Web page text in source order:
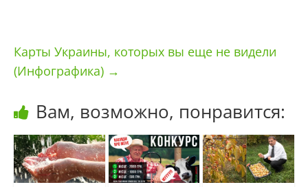
Карты Украины, которых вы еще не видели
(Инфографика) →
Вам, возможно, понравится: